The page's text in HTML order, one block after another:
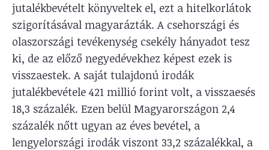
jutalékbevételt könyveltek el, ezt a hitelkorlátok
szigorításával magyarázták. A csehországi és
olaszországi tevékenység csekély hányadot tesz
ki, de az előző negyedévekhez képest ezek is
visszaestek. A saját tulajdonú irodák
jutalékbevétele 421 millió forint volt, a visszaesés
18,3 százalék. Ezen belül Magyarországon 2,4
százalék nőtt ugyan az éves bevétel, a
lengyelországi irodák viszont 33,2 százalékkal, a